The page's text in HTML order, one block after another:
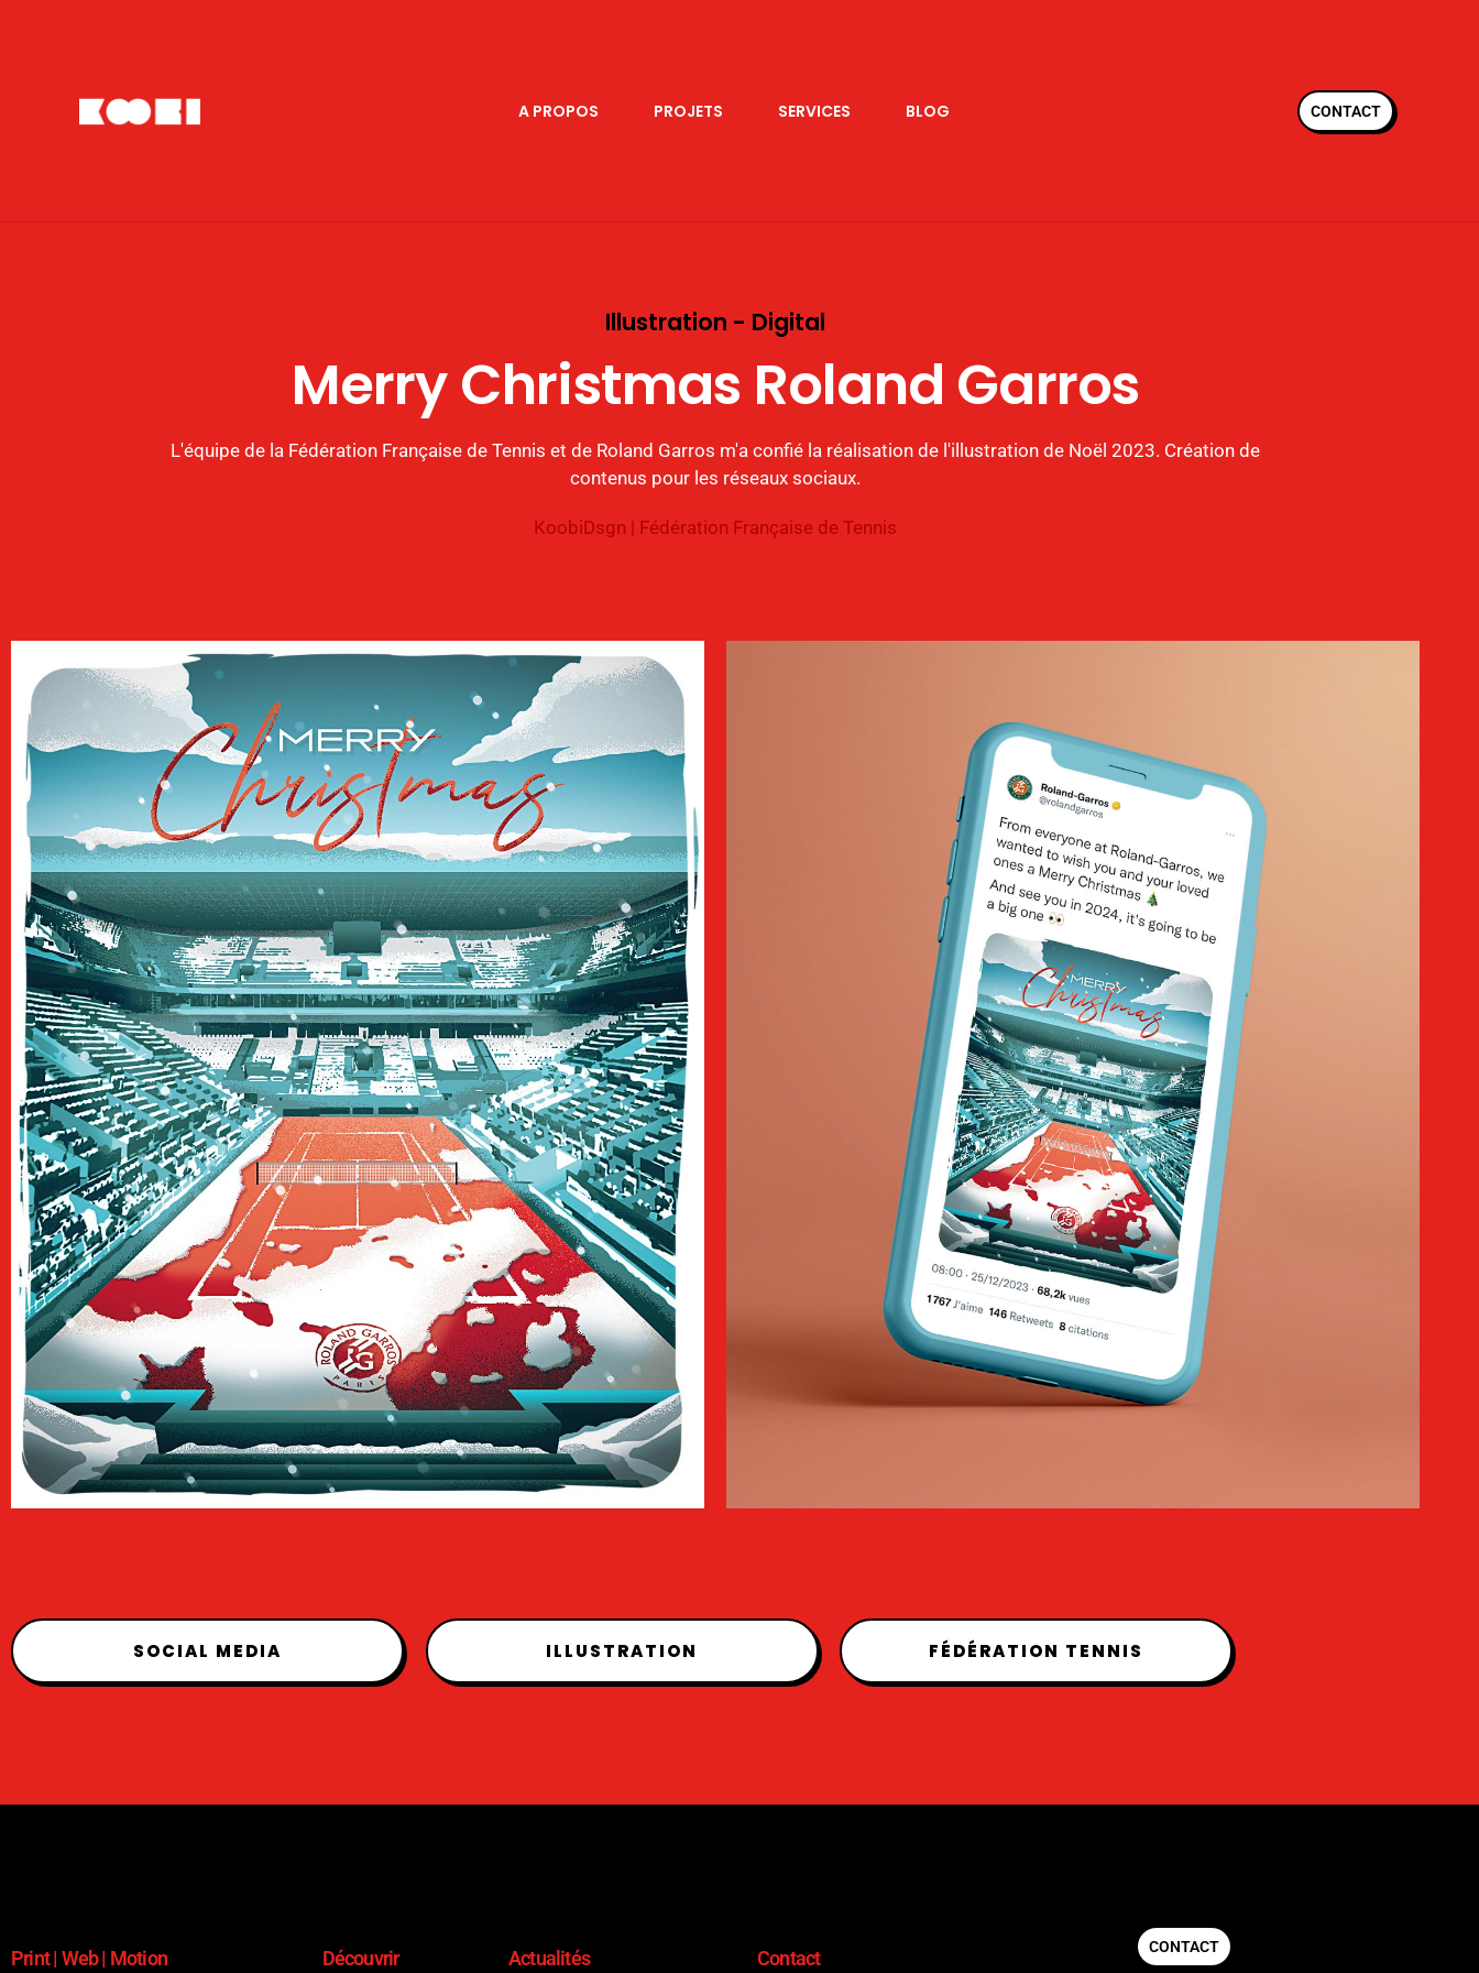
A PROPOS PROJETS SERVICES BLOG CONTACT
Illustration - Digital
Merry Christmas Roland Garros
L'équipe de la Fédération Française de Tennis et de Roland Garros m'a confié la réalisation de l'illustration de Noël 2023. Création de
contenus pour les réseaux sociaux.
KoobiDsgn | Fédération Française de Tennis
SOCIAL MEDIA ILLUSTRATION FÉDÉRATION TENNIS
Print | Web | Motion Découvrir Actualités Contact CONTACT